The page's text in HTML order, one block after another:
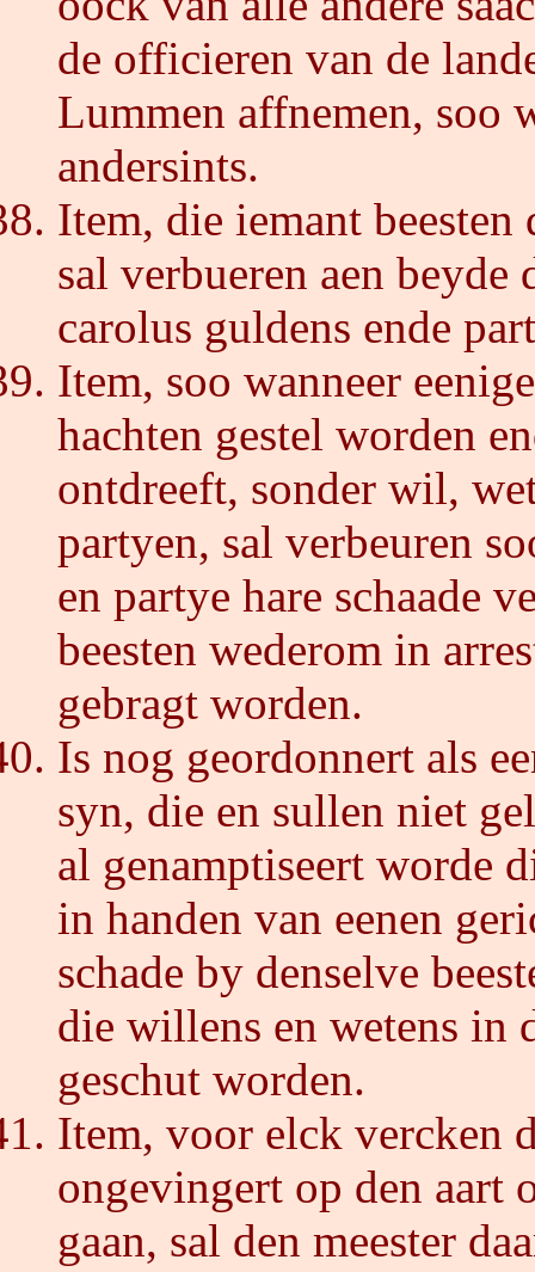
de officieren van de
Lummen affnemen, soo
andersints.
Item, die iemant beesten
sal verbueren aen beyde
carolus guldens ende
Item, soo wanneer
hachten gestel worden
ontdreeft, sonder wil,
partyen, sal verbeuren
en partye hare schaade
beesten wederom in
gebragt worden.
Is nog geordonnert als
syn, die en sullen niet
al genamptiseert worde
in handen van eenen
schade by denselve
die willens en wetens in
geschut worden.
Item, voor elck vercken
ongevingert op den aart
gaan, sal den meester